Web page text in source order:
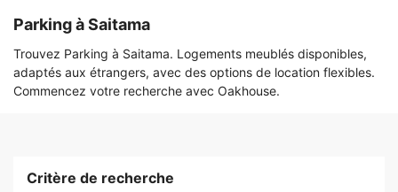
Parking à Saitama
Trouvez Parking à Saitama. Logements meublés disponibles,
adaptés aux étrangers, avec des options de location flexibles.
Commencez votre recherche avec Oakhouse.
Critère de recherche